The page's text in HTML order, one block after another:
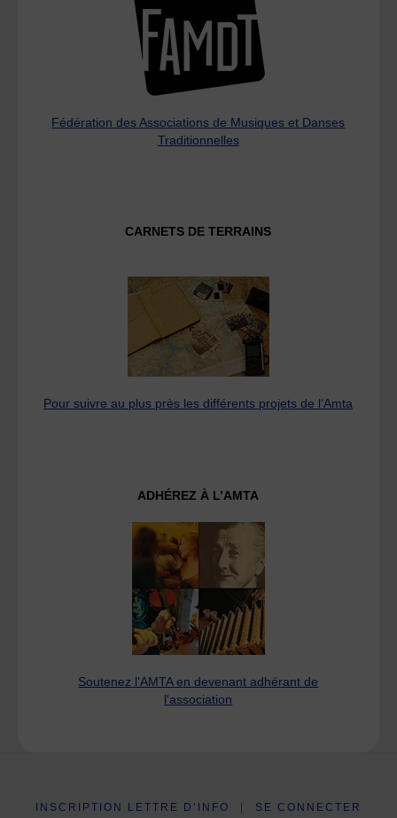
Fédération des Associations de Musiques et Danses
Traditionnelles
CARNETS DE TERRAINS
Pour suivre au plus près les différents projets de l’Amta
ADHÉREZ À L’AMTA
Soutenez l'AMTA en devenant adhérant de
l'association
INSCRIPTION LETTRE D’INFO SE CONNECTER